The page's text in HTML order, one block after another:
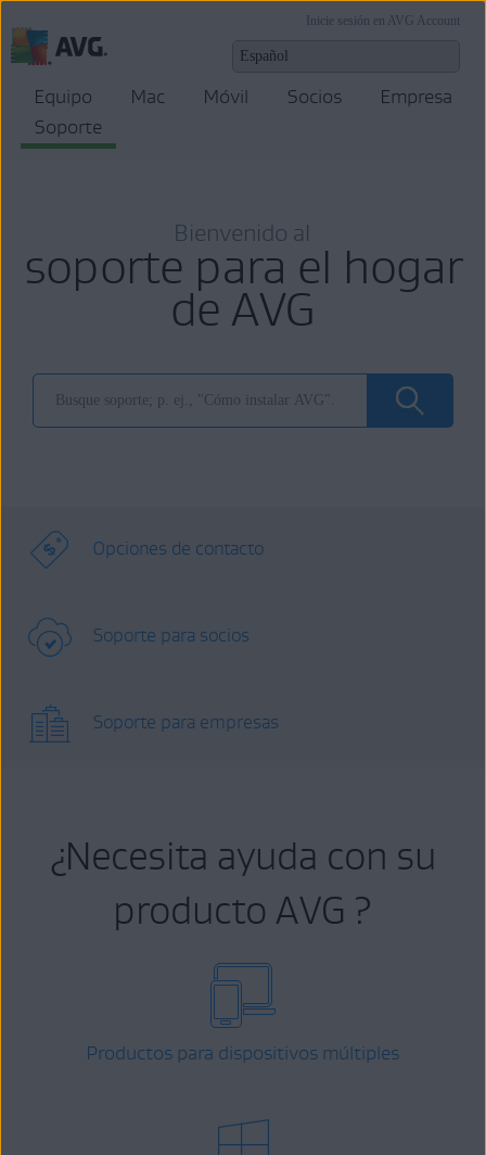
Inicie sesión en AVG Account
Equipo Mac Móvil Socios
Empresa
Soporte
Bienvenido al
soporte para el hogar
de AVG
Opciones de contacto
Soporte para socios
Soporte para empresas
¿Necesita ayuda con su
producto AVG ?
Productos para dispositivos múltiples